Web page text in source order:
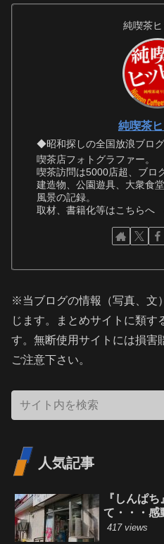
純喫茶
純喫茶
◆昭和探しの全国放浪ブロ
喫茶店フォトグラファー。
喫茶訪問は5000店超、ブロ
建造物、公園遊具、大衆食
風景の記録。
取材、書籍化等はこちらへ
※当ブログの情報（写真、文
じます。まとめサイトに類す
す。無断使用サイトには損害
ご注意下さい。
人気記事
『しんぱ
て・・・感
417 views